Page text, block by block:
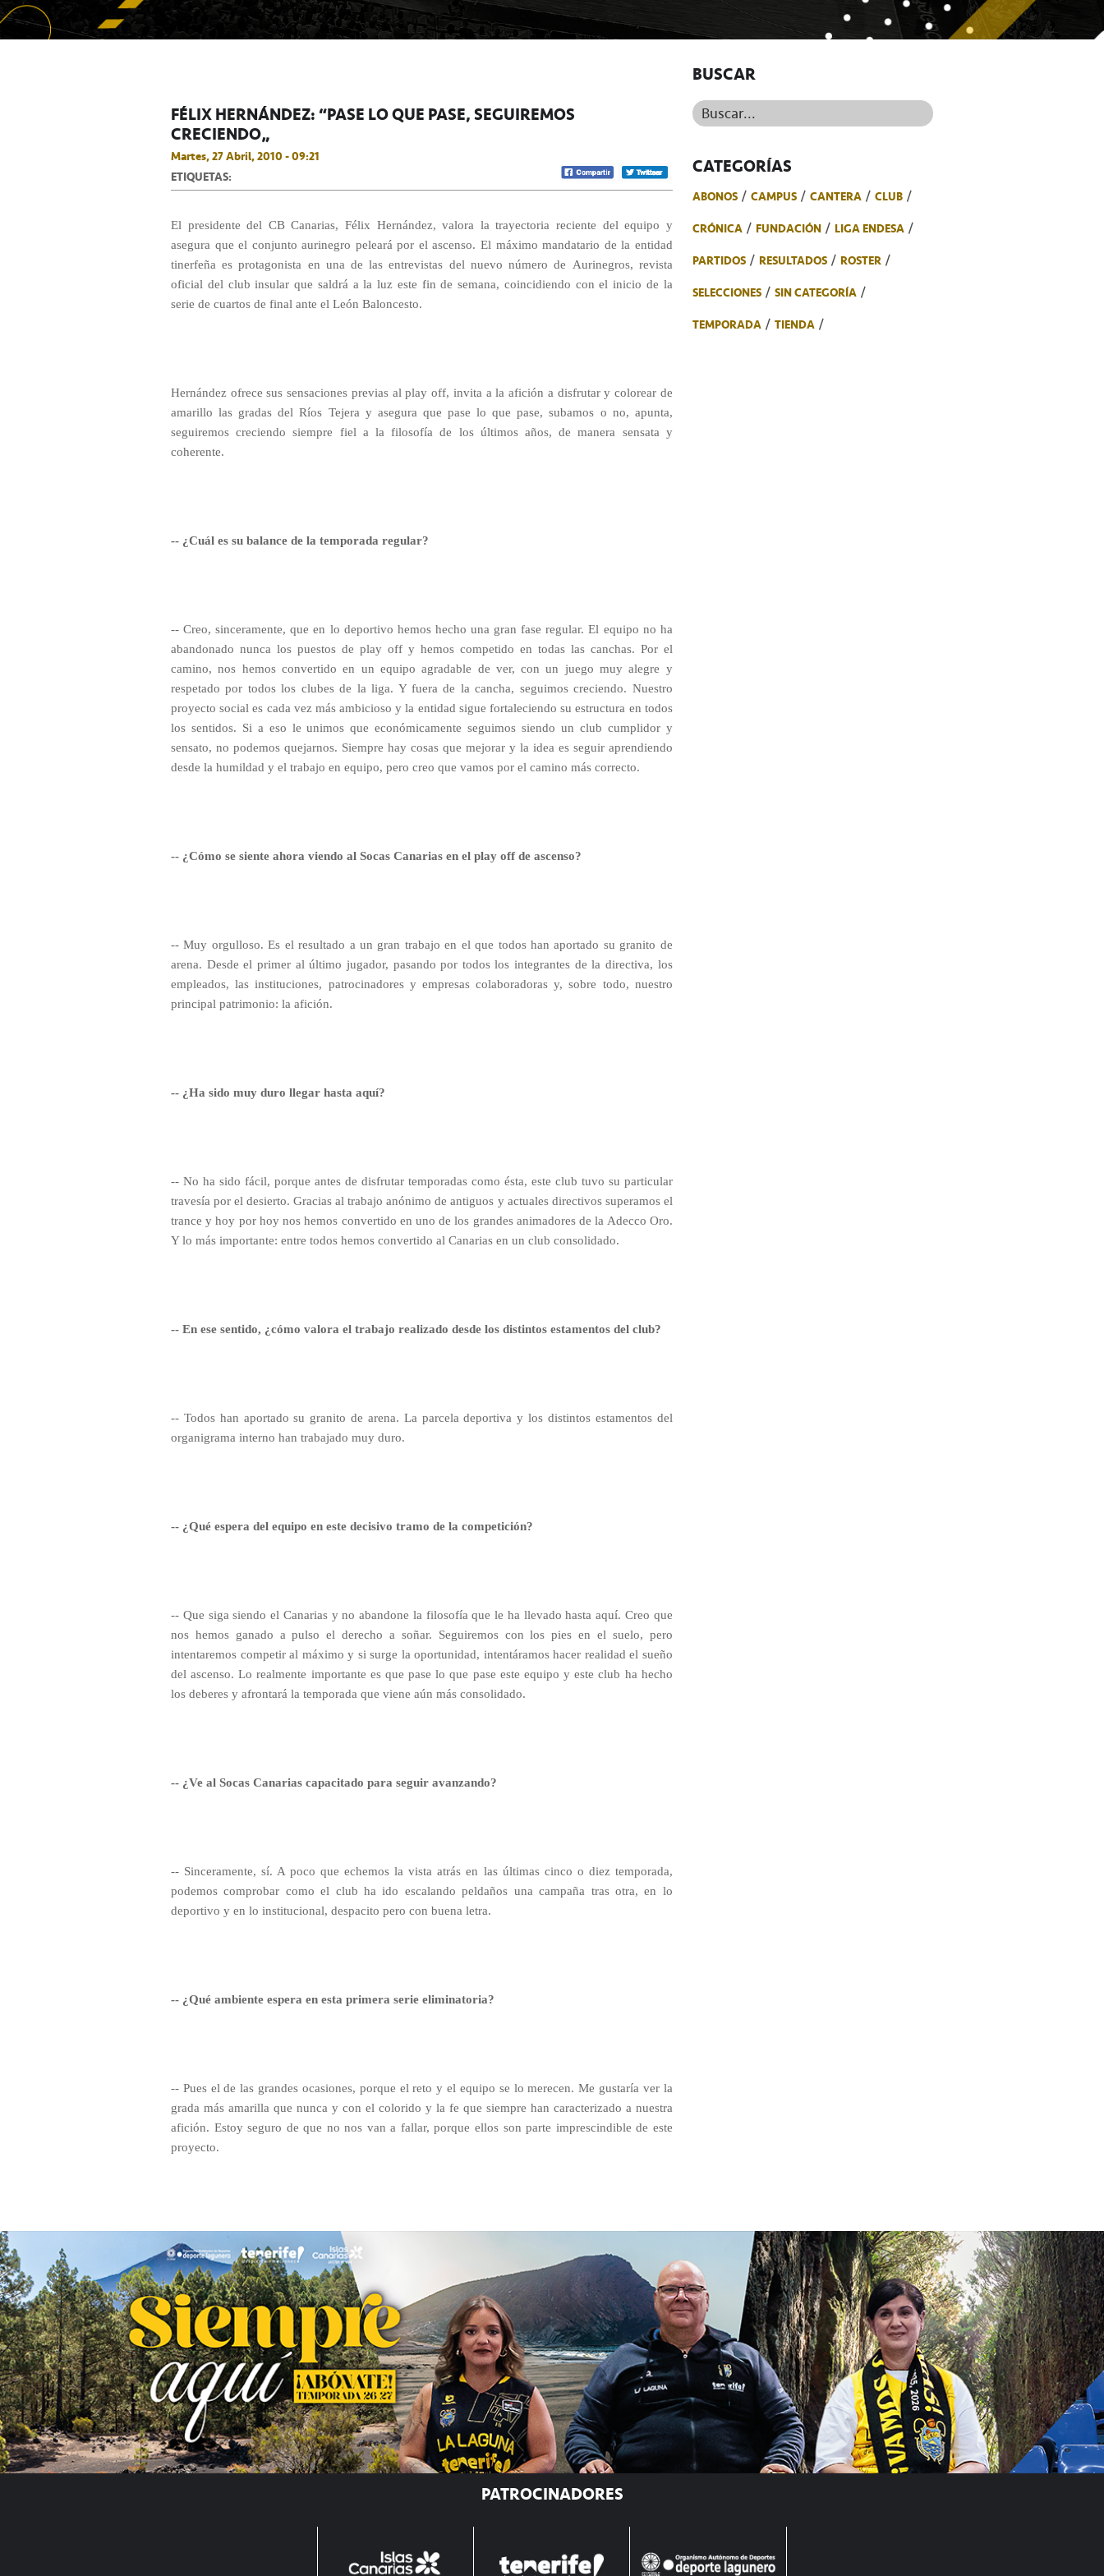
FÉLIX HERNÁNDEZ: “PASE LO QUE PASE, SEGUIREMOS
CRECIENDO”
Martes, 27 Abril, 2010 - 09:21
ETIQUETAS:
El presidente del CB Canarias, Félix Hernández, valora la trayectoria reciente del equipo y
asegura que el conjunto aurinegro peleará por el ascenso. El máximo mandatario de la entidad
tinerfeña es protagonista en una de las entrevistas del nuevo número de Aurinegros, revista
oficial del club insular que saldrá a la luz este fin de semana, coincidiendo con el inicio de la
serie de cuartos de final ante el León Baloncesto.
Hernández ofrece sus sensaciones previas al play off, invita a la afición a disfrutar y colorear de
amarillo las gradas del Ríos Tejera y asegura que pase lo que pase, subamos o no, apunta,
seguiremos creciendo siempre fiel a la filosofía de los últimos años, de manera sensata y
coherente.
-- ¿Cuál es su balance de la temporada regular?
-- Creo, sinceramente, que en lo deportivo hemos hecho una gran fase regular. El equipo no ha
abandonado nunca los puestos de play off y hemos competido en todas las canchas. Por el
camino, nos hemos convertido en un equipo agradable de ver, con un juego muy alegre y
respetado por todos los clubes de la liga. Y fuera de la cancha, seguimos creciendo. Nuestro
proyecto social es cada vez más ambicioso y la entidad sigue fortaleciendo su estructura en todos
los sentidos. Si a eso le unimos que económicamente seguimos siendo un club cumplidor y
sensato, no podemos quejarnos. Siempre hay cosas que mejorar y la idea es seguir aprendiendo
desde la humildad y el trabajo en equipo, pero creo que vamos por el camino más correcto.
-- ¿Cómo se siente ahora viendo al Socas Canarias en el play off de ascenso?
-- Muy orgulloso. Es el resultado a un gran trabajo en el que todos han aportado su granito de
arena. Desde el primer al último jugador, pasando por todos los integrantes de la directiva, los
empleados, las instituciones, patrocinadores y empresas colaboradoras y, sobre todo, nuestro
principal patrimonio: la afición.
-- ¿Ha sido muy duro llegar hasta aquí?
-- No ha sido fácil, porque antes de disfrutar temporadas como ésta, este club tuvo su particular
travesía por el desierto. Gracias al trabajo anónimo de antiguos y actuales directivos superamos el
trance y hoy por hoy nos hemos convertido en uno de los grandes animadores de la Adecco Oro.
Y lo más importante: entre todos hemos convertido al Canarias en un club consolidado.
-- En ese sentido, ¿cómo valora el trabajo realizado desde los distintos estamentos del club?
-- Todos han aportado su granito de arena. La parcela deportiva y los distintos estamentos del
organigrama interno han trabajado muy duro.
-- ¿Qué espera del equipo en este decisivo tramo de la competición?
-- Que siga siendo el Canarias y no abandone la filosofía que le ha llevado hasta aquí. Creo que
nos hemos ganado a pulso el derecho a soñar. Seguiremos con los pies en el suelo, pero
intentaremos competir al máximo y si surge la oportunidad, intentáramos hacer realidad el sueño
del ascenso. Lo realmente importante es que pase lo que pase este equipo y este club ha hecho
los deberes y afrontará la temporada que viene aún más consolidado.
-- ¿Ve al Socas Canarias capacitado para seguir avanzando?
-- Sinceramente, sí. A poco que echemos la vista atrás en las últimas cinco o diez temporada,
podemos comprobar como el club ha ido escalando peldaños una campaña tras otra, en lo
deportivo y en lo institucional, despacito pero con buena letra.
-- ¿Qué ambiente espera en esta primera serie eliminatoria?
-- Pues el de las grandes ocasiones, porque el reto y el equipo se lo merecen. Me gustaría ver la
grada más amarilla que nunca y con el colorido y la fe que siempre han caracterizado a nuestra
afición. Estoy seguro de que no nos van a fallar, porque ellos son parte imprescindible de este
proyecto.
BUSCAR
Buscar...
CATEGORÍAS
ABONOS CAMPUS CANTERA
CLUB
CRÓNICA
FUNDACIÓN
LIGA ENDESA
PARTIDOS
RESULTADOS
ROSTER
SELECCIONES
SIN CATEGORÍA
TEMPORADA
TIENDA
PATROCINADORES